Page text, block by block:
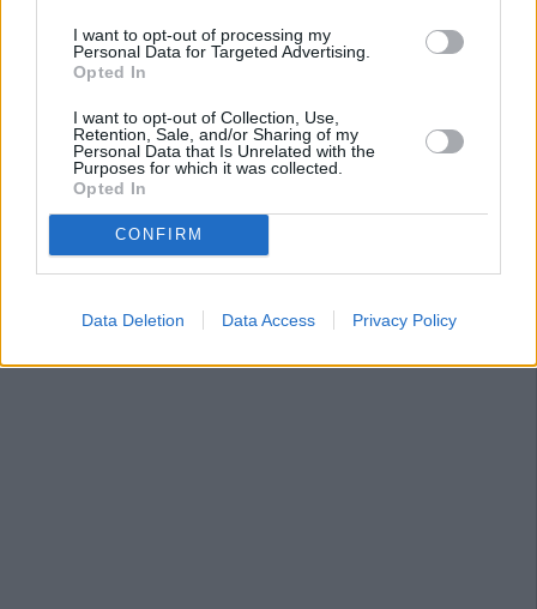
I want to opt-out of processing my
Personal Data for Targeted Advertising.
Opted In
I want to opt-out of Collection, Use,
Retention, Sale, and/or Sharing of my
Personal Data that Is Unrelated with the
Purposes for which it was collected.
Opted In
CONFIRM
Data Deletion Data Access Privacy Policy